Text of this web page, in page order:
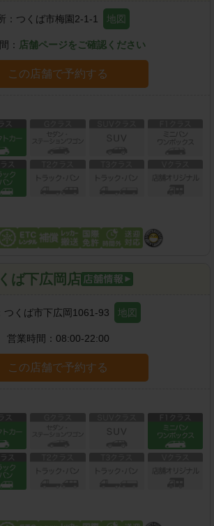
： つくば市梅園2-1-1 地図
： 店舗ページをご確認ください
この店舗で予約する
ば下広岡店
つくば市下広岡1061-93 地図
営業時間： 08:00-22:00
この店舗で予約する